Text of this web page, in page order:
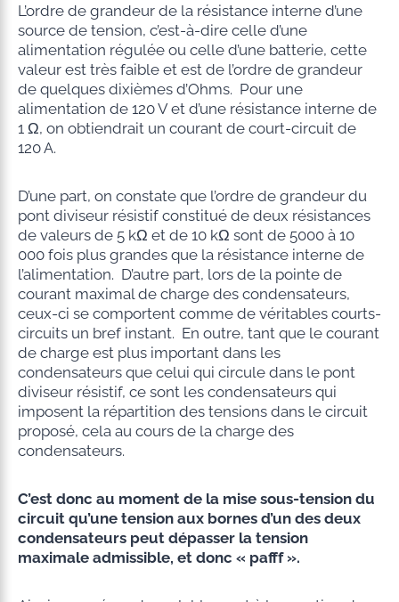
L’ordre de grandeur de la résistance interne d’une
source de tension, c’est-à-dire celle d’une
alimentation régulée ou celle d’une batterie, cette
valeur est très faible et est de l’ordre de grandeur
de quelques dixièmes d’Ohms. Pour une
alimentation de 120 V et d’une résistance interne de
1 Ω, on obtiendrait un courant de court-circuit de
120 A.
D’une part, on constate que l’ordre de grandeur du
pont diviseur résistif constitué de deux résistances
de valeurs de 5 kΩ et de 10 kΩ sont de 5000 à 10
000 fois plus grandes que la résistance interne de
l’alimentation. D’autre part, lors de la pointe de
courant maximal de charge des condensateurs,
ceux-ci se comportent comme de véritables courts-
circuits un bref instant. En outre, tant que le courant
de charge est plus important dans les
condensateurs que celui qui circule dans le pont
diviseur résistif, ce sont les condensateurs qui
imposent la répartition des tensions dans le circuit
proposé, cela au cours de la charge des
condensateurs.
C’est donc au moment de la mise sous-tension du
circuit qu’une tension aux bornes d’un des deux
condensateurs peut dépasser la tension
maximale admissible, et donc « pafff ».